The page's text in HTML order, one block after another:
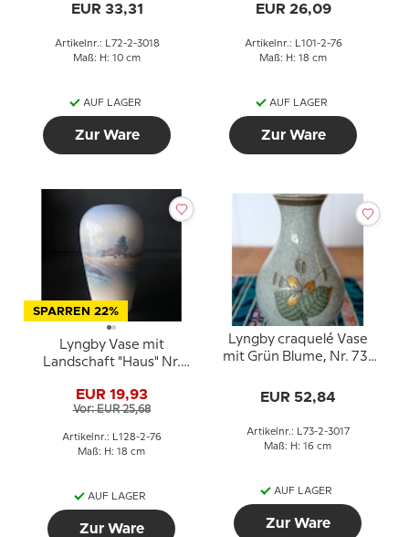
EUR 33,31
Artikelnr.: L72-2-3018
Maß: H: 10 cm
AUF LAGER
Zur Ware
EUR 26,09
Artikelnr.: L101-2-76
Maß: H: 18 cm
AUF LAGER
Zur Ware
SPARREN 22%
Lyngby Vase mit
Landschaft "Haus" Nr.
EUR 19,93
Vor: EUR 25,68
Artikelnr.: L128-2-76
Maß: H: 18 cm
AUF LAGER
Zur Ware
Lyngby craquelé Vase
mit Grün Blume, Nr. 73-
EUR 52,84
Artikelnr.: L73-2-3017
Maß: H: 16 cm
AUF LAGER
Zur Ware